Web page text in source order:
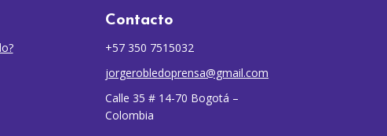
Contacto
+57 350 7515032
jorgerobledoprensa@gmail.com
Calle 35 # 14-70 Bogotá –
Colombia